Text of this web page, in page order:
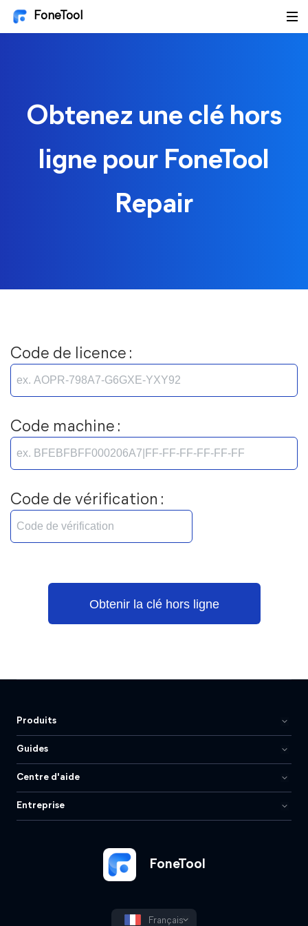
FoneTool
Obtenez une clé hors
ligne pour FoneTool
Repair
Code de licence :
Code machine :
Code de vérification :
Obtenir la clé hors ligne
FoneTool
Français
Produits
Guides
Centre d'aide
Entreprise